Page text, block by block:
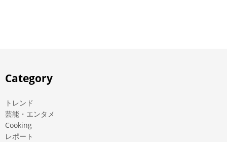
Category
トレンド
芸能・エンタメ
Cooking
レポート